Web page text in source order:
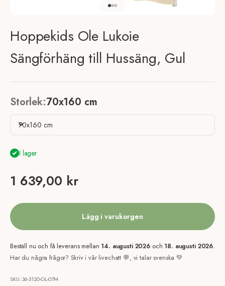
Gå till element 1
Gå till element 2
Gå till element 3
Hoppekids Ole Lukoie
Sängförhäng till Hussäng, Gul
Storlek:70x160 cm
70x160 cm
I lager
REA-pris
1 639,00 kr
Lägg i varukorgen
Beställ nu och få leverans mellan 14. augusti 2026 och 18. augusti 2026.
Har du några frågor? Skriv i vår livechatt 💬, vi talar svenska 💚
SKU: 36-3120-OL-07M